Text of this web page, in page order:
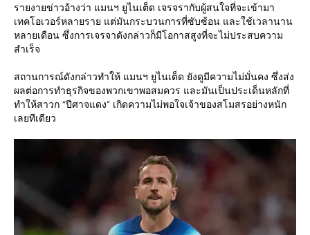
รายงายข่าวอ้างว่า แมนฯ ยูไนเต็ด เจรจรากับผู้สนใจที่จะเข้ามา
เทคโอเวอร์หลายราย แต่มันกระบวนการที่ซับซ้อน และใช้เวลานาน
หลายเดือน ซึ่งการเจรจาดังกล่าวก็มีโอกาสสูงที่จะไม่ประสบความ
สำเร็จ
สถานการณ์ดังกล่าวทำให้ แมนฯ ยูไนเต็ด ยังดูมีความไม่มั่นคง ซึ่งส่ง
ผลต่อการทำธุรกิจของพวกเขาพอสมควร และมันเป็นประเด็นหลักที่
ทำให้สาวก “ปีศาจแดง” เกิดความไม่พอใจเจ้าของสโมสรอย่างหนัก
เลยทีเดียว